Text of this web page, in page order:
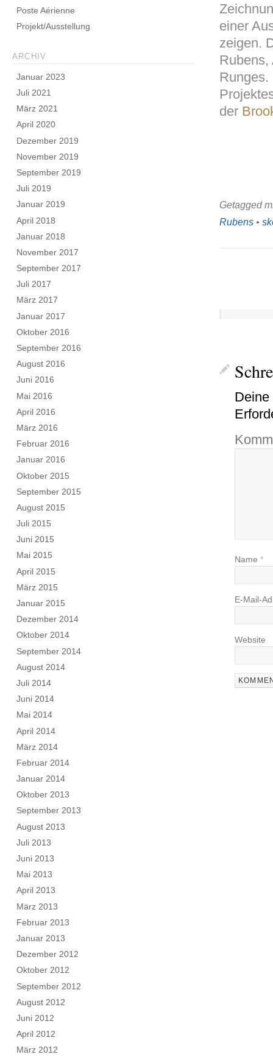
einer
zeigen.
der
Getagged
Rubens •
Name *
E-Mail-
Website
Poste Aérienne
Projekt/Ausstellung
ARCHIV
Januar 2023
Juli 2021
März 2021
April 2020
Dezember 2019
November 2019
September 2019
Juli 2019
Januar 2019
April 2018
Januar 2018
November 2017
September 2017
Juli 2017
März 2017
Januar 2017
Oktober 2016
September 2016
August 2016
Juni 2016
Mai 2016
April 2016
März 2016
Februar 2016
Januar 2016
Oktober 2015
September 2015
August 2015
Juli 2015
Juni 2015
Mai 2015
April 2015
März 2015
Januar 2015
Dezember 2014
Oktober 2014
September 2014
August 2014
Juli 2014
Juni 2014
Mai 2014
April 2014
März 2014
Februar 2014
Januar 2014
Oktober 2013
September 2013
August 2013
Juli 2013
Juni 2013
Mai 2013
April 2013
März 2013
Februar 2013
Januar 2013
Dezember 2012
Oktober 2012
September 2012
August 2012
Juni 2012
April 2012
März 2012